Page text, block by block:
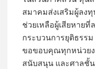
สมาคมส่งเสริมผู้ลง
ช่วยเหลือผู้เสียหาย
กระบวนการยุติธรรม
ขอขอบคุณทุกหน่วย
สนับสนุน และศาลชั้